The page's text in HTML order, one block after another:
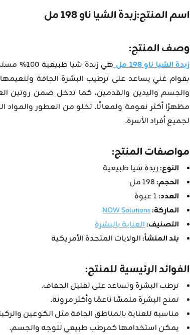
اسم المنتج:زبدة الشيا ناو 198 مل
وصف المنتج:
زبدة الشيا ناو 198 مل
هي زبدة
بقوام غني يساعد على ترطيب البشرة الجافة
والجسم واليدين والقدمين، كما تدخل ضمن روتين
مظهرًا أكثر نعومة ولمعانًا. تخلو من العطور والمواد
لجميع أفراد الأسرة.
مواصفات المنتج:
النوع:زبدة شيا طبيعية
الحجم:198 مل
العدد:1 عبوة
الماركة:NOW Solutions
التصنيف:العناية بالبشرة
بلد المنشأ:الولايات المتحدة الأمريكية
الفوائد الرئيسية للمنتج:
ترطب البشرة وتساعد على تقليل الجفاف.
تمنح البشرة ملمسًا ناعمًا وأكثر مرونة.
مناسبة للعناية بالمناطق الجافة مثل الكوعين
يمكن استخدامها كمرطب طبيعي للوجه والجسم.